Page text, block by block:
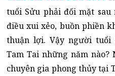
tuổi Sửu phải đối mặt
điều xui xẻo, buồn phiền
thuận lợi. Vậy người tuổi
Tam Tai những năm
chuyên gia phong thủy tại